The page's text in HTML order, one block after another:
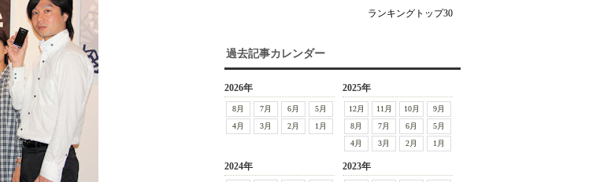
ランキングトップ30
過去記事カレンダー
2026年
8月 7月 6月
5月
4月
3月 2月 1月
2025年
12月 11月 10月
9月
8月
7月 6月
5月
4月
3月 2月 1月
2024年 2023年